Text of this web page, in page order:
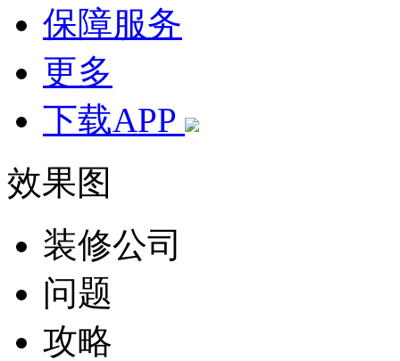
保障服务
更多
下载APP
效果图
装修公司
问题
攻略